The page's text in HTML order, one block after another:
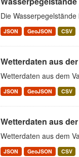
Die
JSON GeoJSON CSV
Wetterdaten aus
Wetterdaten aus dem
JSON GeoJSON CSV
Wetterdaten aus
Wetterdaten aus dem
JSON GeoJSON CSV